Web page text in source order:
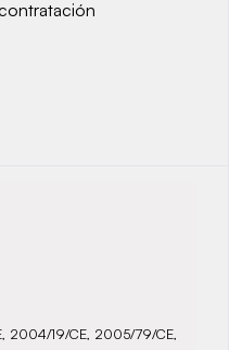
2004/19/CE, 2005/79/CE,